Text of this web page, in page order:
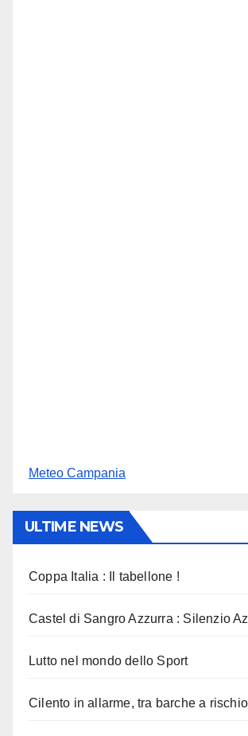
Meteo Campania
ULTIME NEWS
Coppa Italia : Il tabellone !
Castel di Sangro Azzurra : Silenzio
Lutto nel mondo dello Sport
Cilento in allarme, tra barche a